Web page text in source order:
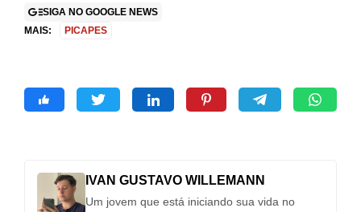
SIGA NO GOOGLE NEWS
MAIS:
PICAPES
IVAN GUSTAVO WILLEMANN
Um jovem que está iniciando sua vida no